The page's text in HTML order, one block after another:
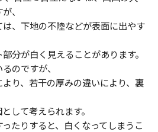
、
、下地の不陸などが表面に出やす
分が白く見えることがあります。
のですが、
り、若干の厚みの違いにより、裏
して考えられます。
たりすると、白くなってしまうこ